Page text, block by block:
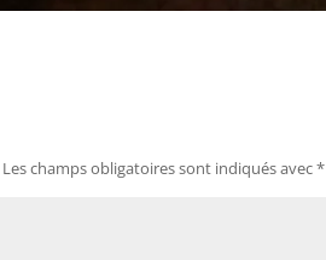
Les champs obligatoires sont indiqués avec*